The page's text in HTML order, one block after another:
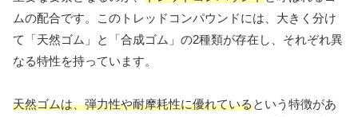
ムの配合です。このトレッドコンパウンドには、大きく分け
て「天然ゴム」と「合成ゴム」の2種類が存在し、それぞれ異
なる特性を持っています。
天然ゴムは、弾力性や耐摩耗性に優れているという特徴があ